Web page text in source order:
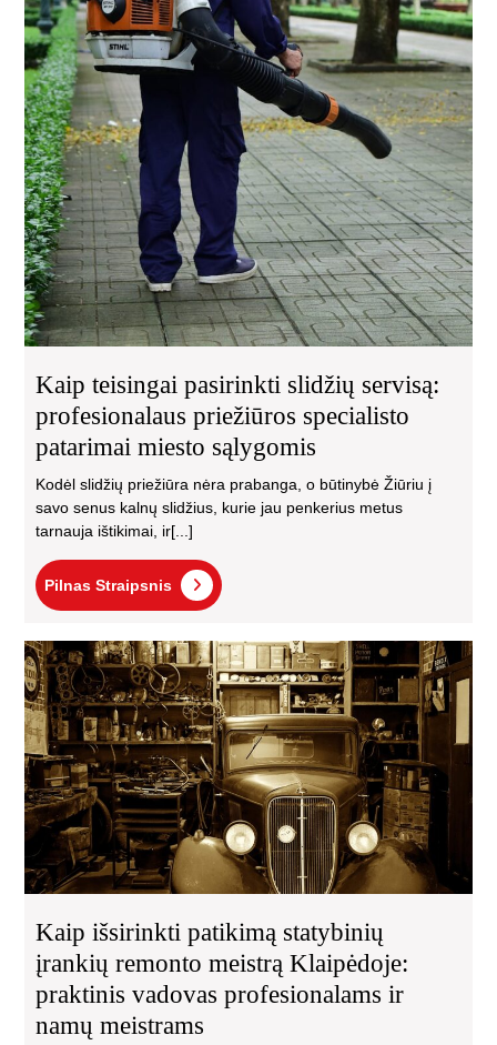
Kaip teisingai pasirinkti slidžių servisą:
profesionalaus priežiūros specialisto
patarimai miesto sąlygomis
Kodėl slidžių priežiūra nėra prabanga, o būtinybė Žiūriu į
savo senus kalnų slidžius, kurie jau penkerius metus
tarnauja ištikimai, ir[...]
Pilnas Straipsnis
Pilnas
Straipsnis
Kaip išsirinkti patikimą statybinių
įrankių remonto meistrą Klaipėdoje:
praktinis vadovas profesionalams ir
namų meistrams